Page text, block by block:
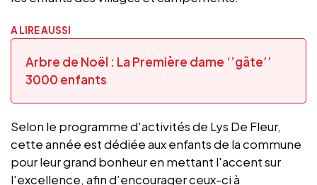
A LIRE AUSSI
Arbre de Noël : La Première dame ‘’gâte’’
3000 enfants
Selon le programme d'activités de Lys De Fleur,
cette année est dédiée aux enfants de la commune
pour leur grand bonheur en mettant l'accent sur
l'excellence, afin d’encourager ceux-ci à